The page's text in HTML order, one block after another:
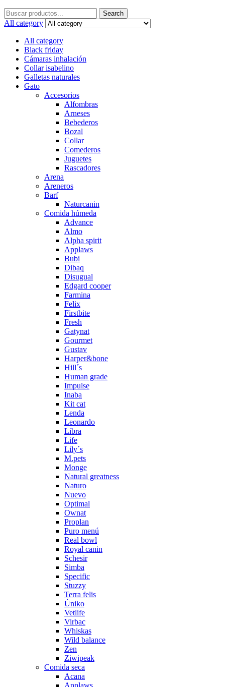
Search
for:
Search
All category
All category
Black friday
Cámaras inhalación
Collar isabelino
Galletas naturales
Gato
Accesorios
Alfombras
Arneses
Bebederos
Bozal
Collar
Comederos
Juguetes
Rascadores
Arena
Areneros
Barf
Naturcanin
Comida húmeda
Advance
Almo
Alpha spirit
Applaws
Bubi
Dibaq
Disugual
Edgard cooper
Farmina
Felix
Firstbite
Fresh
Gatynat
Gourmet
Gustav
Harper&bone
Hill´s
Human grade
Impulse
Inaba
Kit cat
Lenda
Leonardo
Libra
Life
Lily´s
M.pets
Monge
Natural greatness
Naturo
Nuevo
Optimal
Ownat
Proplan
Puro menú
Real bowl
Royal canin
Schesir
Simba
Specific
Stuzzy
Terra felis
Úniko
Vetlife
Virbac
Whiskas
Wild balance
Zen
Ziwipeak
Comida seca
Acana
Applaws